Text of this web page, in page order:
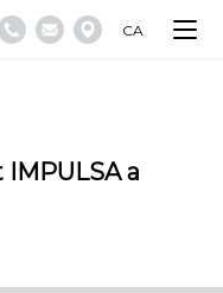
CA
a